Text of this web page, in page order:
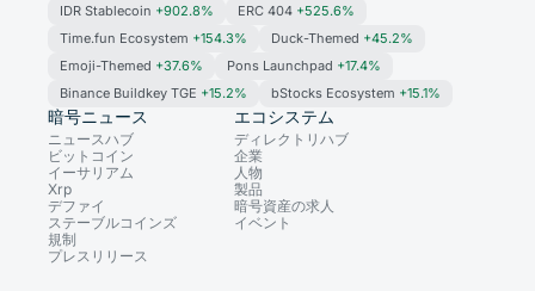
IDR Stablecoin +902.8% ERC 404 +525.6%
Time.fun Ecosystem +154.3% Duck-Themed +45.2%
Emoji-Themed +37.6% Pons Launchpad +17.4%
Binance Buildkey TGE +15.2% bStocks Ecosystem +15.1%
暗号ニュース
ニュースハブ
ビットコイン
イーサリアム
Xrp
デファイ
ステーブルコインズ
規制
プレスリリース
エコシステム
ディレクトリハブ
企業
人物
製品
暗号資産の求人
イベント